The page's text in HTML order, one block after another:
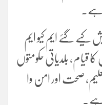
ہے۔
کے لیے پیش کیے گئے ایم کیو ایم
قیام، بلدیاتی حکومتوں
تعلیم، صحت اور امن وا
ہے۔